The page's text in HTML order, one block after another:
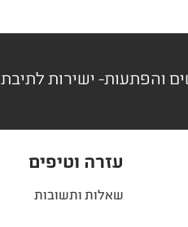
והפתעות- ישירות לתיבת
עזרה וטיפים
שאלות ותשובות